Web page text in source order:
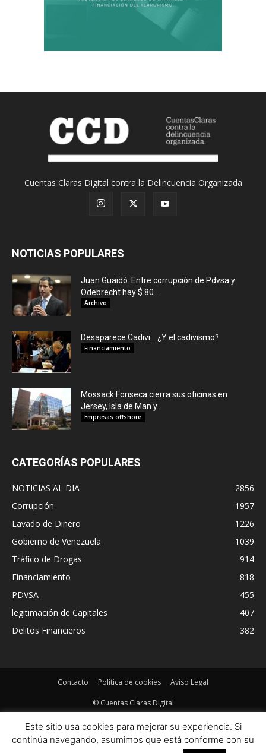
Cuentas Claras Digital contra la Delincuencia Organizada
NOTICIAS POPULARES
Juan Guaidó: Entre corrupción de Pdvsa y
Odebrecht hay $ 80...
Archivo
Desaparece Cadivi… ¿Y el cadivismo?
Financiamiento
Mossack Fonseca cierra sus oficinas en
Jersey, Isla de Man y...
Empresas offshore
CATEGORÍAS POPULARES
NOTICIAS AL DIA
2856
Corrupción
1957
Lavado de Dinero
1226
Gobierno de Venezuela
1039
Tráfico de Drogas
914
Financiamiento
818
PDVSA
455
legitimación de Capitales
407
Delitos Financieros
382
Contacto Política de cookies Aviso Legal
© Cuentas Claras Digital
Este sitio usa cookies para mejorar su experiencia. Si
continúa navegando, asumimos que está conforme con su